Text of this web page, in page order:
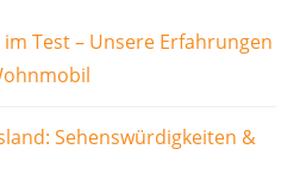
Test – Unsere Erfahrungen
Sehenswürdigkeiten &